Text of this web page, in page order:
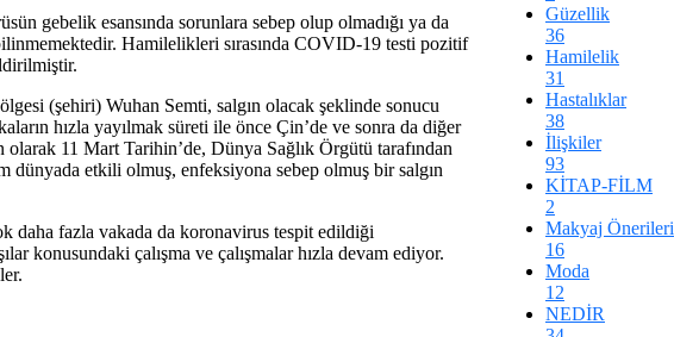
gebelik esansında sorunlara sebep olup olmadığı ya da
Hamilelikleri sırasında COVID-19 testi pozitif
(şehiri) Wuhan Semti, salgın olacak şeklinde sonucu
hızla yayılmak süreti ile önce Çin’de ve sonra da diğer
11 Mart Tarihin’de, Dünya Sağlık Örgütü tarafından
etkili olmuş, enfeksiyona sebep olmuş bir salgın
daha fazla vakada da koronavirus tespit edildiği
konusundaki çalışma ve çalışmalar hızla devam ediyor.
Güzellik
36
Hamilelik
31
Hastalıklar
38
İlişkiler
93
KİTAP-FİLM
2
Makyaj Önerileri
16
Moda
12
NEDİR